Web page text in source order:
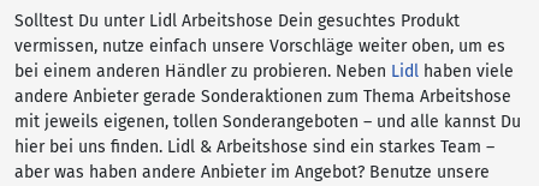
Solltest Du unter Lidl Arbeitshose Dein gesuchtes Produkt
vermissen, nutze einfach unsere Vorschläge weiter oben, um es
bei einem anderen Händler zu probieren. Neben Lidl haben viele
andere Anbieter gerade Sonderaktionen zum Thema Arbeitshose
mit jeweils eigenen, tollen Sonderangeboten – und alle kannst Du
hier bei uns finden. Lidl & Arbeitshose sind ein starkes Team –
aber was haben andere Anbieter im Angebot? Benutze unsere